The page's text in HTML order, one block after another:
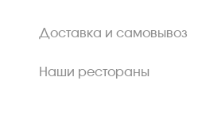
Доставка и самовывоз
Наши рестораны